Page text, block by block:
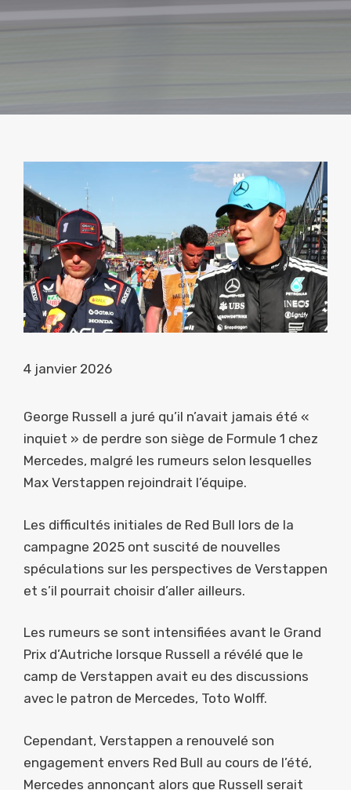
4 janvier 2026
George Russell a juré qu’il n’avait jamais été «
inquiet » de perdre son siège de Formule 1 chez
Mercedes, malgré les rumeurs selon lesquelles
Max Verstappen rejoindrait l’équipe.
Les difficultés initiales de Red Bull lors de la
campagne 2025 ont suscité de nouvelles
spéculations sur les perspectives de Verstappen
et s’il pourrait choisir d’aller ailleurs.
Les rumeurs se sont intensifiées avant le Grand
Prix d’Autriche lorsque Russell a révélé que le
camp de Verstappen avait eu des discussions
avec le patron de Mercedes, Toto Wolff.
Cependant, Verstappen a renouvelé son
engagement envers Red Bull au cours de l’été,
Mercedes annonçant alors que Russell serait